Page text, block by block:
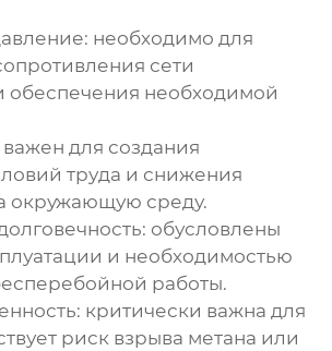
необходимо для
сети
обеспечения необходимой
важен для создания
труда и снижения
окружающую среду.
обусловлены
и необходимостью
работы.
критически важна для
риск взрыва метана или